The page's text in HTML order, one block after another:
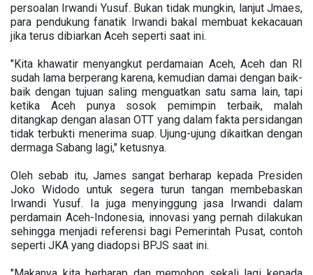
persoalan Irwandi Yusuf. Bukan tidak mungkin, lanjut Jmaes,
para pendukung fanatik Irwandi bakal membuat kekacauan
jika terus dibiarkan Aceh seperti saat ini.
"Kita khawatir menyangkut perdamaian Aceh, Aceh dan RI
sudah lama berperang karena, kemudian damai dengan baik-
baik dengan tujuan saling menguatkan satu sama lain, tapi
ketika Aceh punya sosok pemimpin terbaik, malah
ditangkap dengan alasan OTT yang dalam fakta persidangan
tidak terbukti menerima suap. Ujung-ujung dikaitkan dengan
dermaga Sabang lagi," ketusnya.
Oleh sebab itu, James sangat berharap kepada Presiden
Joko Widodo untuk segera turun tangan membebaskan
Irwandi Yusuf. Ia juga menyinggung jasa Irwandi dalam
perdamain Aceh-Indonesia, innovasi yang pernah dilakukan
sehingga menjadi referensi bagi Pemerintah Pusat, contoh
seperti JKA yang diadopsi BPJS saat ini.